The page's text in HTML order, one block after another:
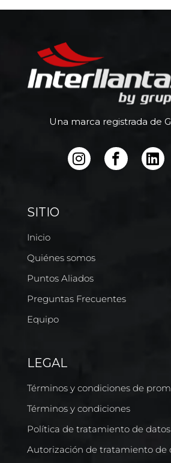
Una marca registrada de
SITIO
Inicio
Quiénes somos
Puntos Aliados
Preguntas Frecuentes
Equipo
LEGAL
Términos y condiciones de
Términos y condiciones
Política de tratamiento de
Autorización de tratamiento de